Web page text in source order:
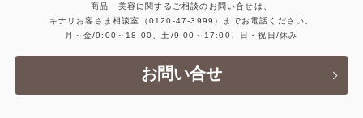
商品・美容に関するご相談のお問い合せは、
キナリお客さま相談室
（0120-47-3999）
までお電話ください。
月～金/9:00～18:00、土/9:00～17:00、日・祝日/休み
お問い合せ